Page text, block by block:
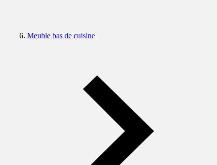
Meuble bas de cuisine